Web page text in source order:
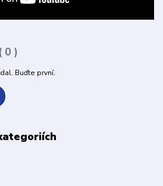
0
Buďte první.